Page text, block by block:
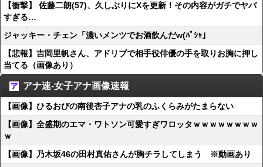
【衝撃】 佐藤二朗(57)、久しぶりにXを更新！その内容がガチでヤバ
すぎる…
ジャッキー・チェン「濃いメンツでお酒飲んだw(ﾊﾟｼｬ」
【悲報】吉岡里帆さん、アドリブで相手役俳優の手を取りお胸に押し
当てる（画像あり）
アナ速‐女子アナ画像速報
【画像】ひるおびの南後杏子アナの乳のふくらみがたまらない
【画像】全盛期のエマ・ワトソン可愛すぎワロッタｗｗｗｗｗｗｗｗ
ｗ
【画像】乃木坂46の田村真佑さんが胸チラしてしまう ※動画あり